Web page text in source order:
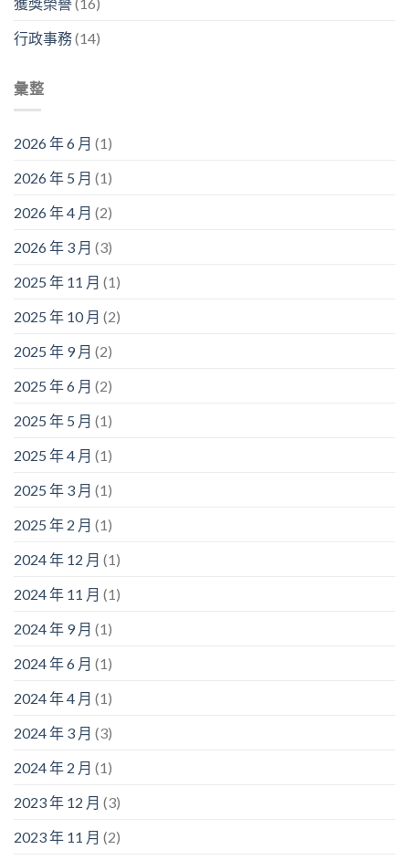
行政事務(14)
彙整
2026 年 6 月 (1)
2026 年 5 月 (1)
2026 年 4 月 (2)
2026 年 3 月 (3)
2025 年 11 月 (1)
2025 年 10 月 (2)
2025 年 9 月 (2)
2025 年 6 月 (2)
2025 年 5 月 (1)
2025 年 4 月 (1)
2025 年 3 月 (1)
2025 年 2 月 (1)
2024 年 12 月 (1)
2024 年 11 月 (1)
2024 年 9 月 (1)
2024 年 6 月 (1)
2024 年 4 月 (1)
2024 年 3 月 (3)
2024 年 2 月 (1)
2023 年 12 月 (3)
2023 年 11 月 (2)